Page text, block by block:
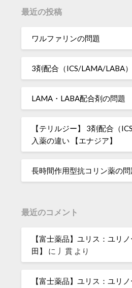
最近の投稿
ワルファリンの問題
3剤配合（ICS/LAMA/LABA
LAMA・LABA配合剤の問題
【テリルジー】 3剤配合（
入薬の違い 【エナジア】
長時間作用型抗コリン薬の問
最近のコメント
【富士薬品】ユリス：ユリ
田】
に 丿貫 より
【富士薬品】ユリス：ユリ